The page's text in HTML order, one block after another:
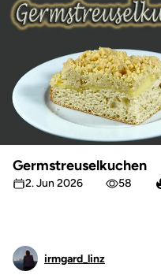
Germstreuselkuchen
2. Jun 2026 58
irmgard_linz